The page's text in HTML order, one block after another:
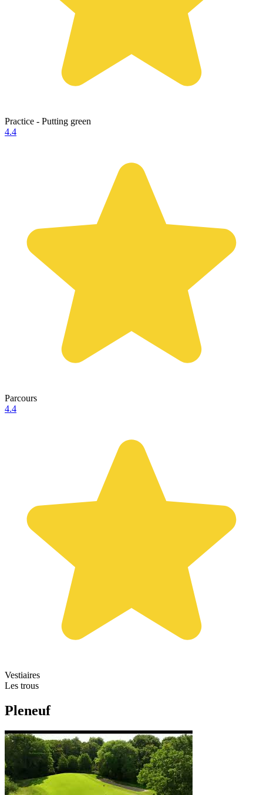
Practice - Putting green
4.4
Parcours
4.4
Vestiaires
Les trous
Pleneuf